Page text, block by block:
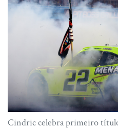
Cindric celebra primeiro